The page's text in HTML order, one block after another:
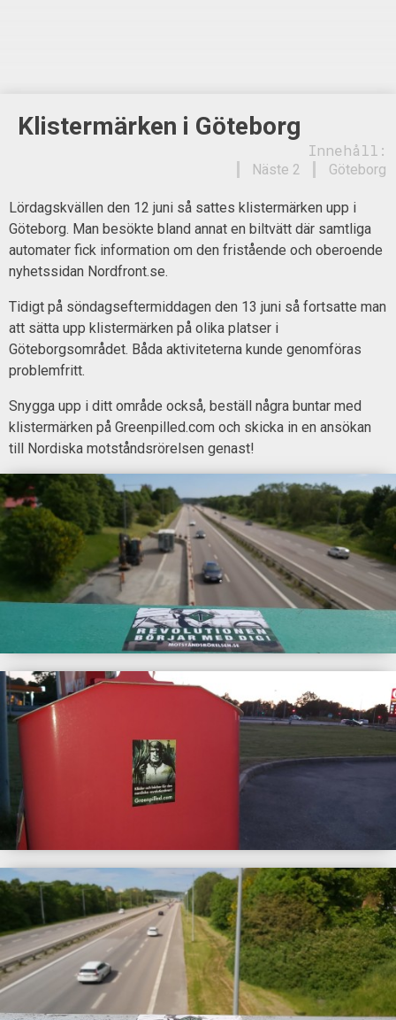
Klistermärken i Göteborg
Innehåll:
Göteborg
Näste 2
Lördagskvällen den 12 juni så sattes klistermärken upp i
Göteborg. Man besökte bland annat en biltvätt där samtliga
automater fick information om den fristående och oberoende
nyhetssidan Nordfront.se.
Tidigt på söndagseftermiddagen den 13 juni så fortsatte man
att sätta upp klistermärken på olika platser i
Göteborgsområdet. Båda aktiviteterna kunde genomföras
problemfritt.
Snygga upp i ditt område också, beställ några buntar med
klistermärken på Greenpilled.com och skicka in en ansökan
till Nordiska motståndsrörelsen genast!